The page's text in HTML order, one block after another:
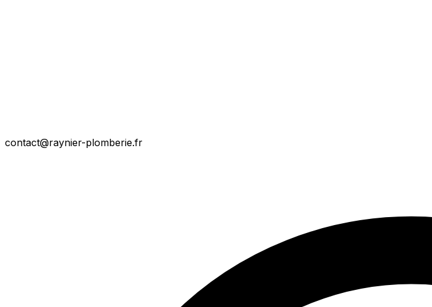
contact@raynier-plomberie.fr